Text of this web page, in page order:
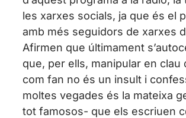
les xarxes socials, ja que és el
amb més seguidors de xarxes
Afirmen que últimament
que, per ells, manipular en clau
com fan no és un insult i
moltes vegades és la mateixa
tot famosos- que els escriuen